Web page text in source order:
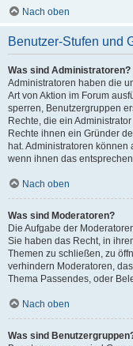
Nach oben
Benutzer-Stufen und
Was sind Administratoren?
Administratoren haben die
Art von Aktion im Forum
sperren, Benutzergruppen
Rechte, die ein
Rechte ihnen ein Gründer
hat. Administratoren können
wenn ihnen das
Nach oben
Was sind Moderatoren?
Die Aufgabe der
Sie haben das Recht, in
Themen zu schließen, zu
verhindern Moderatoren,
Thema Passendes, oder
Nach oben
Was sind